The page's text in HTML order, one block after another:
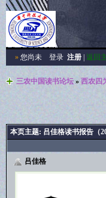
»您尚未 登录 注册| 返回
三农中国读书论坛» 西农四
本页主题: 吕佳格读书报告（
吕佳格